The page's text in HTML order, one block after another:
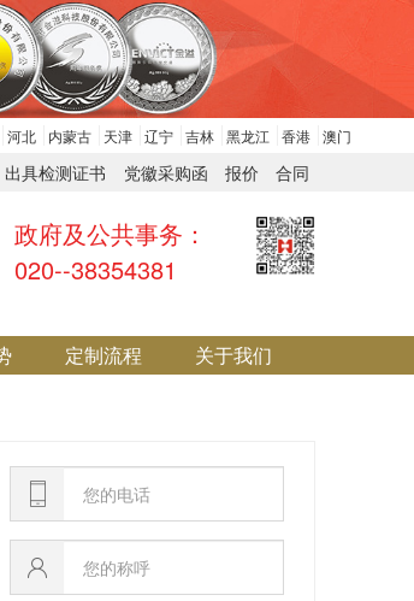
河北 内蒙古 天津 辽宁 吉林 黑龙江 香港 澳门
党徽采购函 报价 合同
具检测证书
政府及公共事务：
020--38354381
定制流程 关于我们